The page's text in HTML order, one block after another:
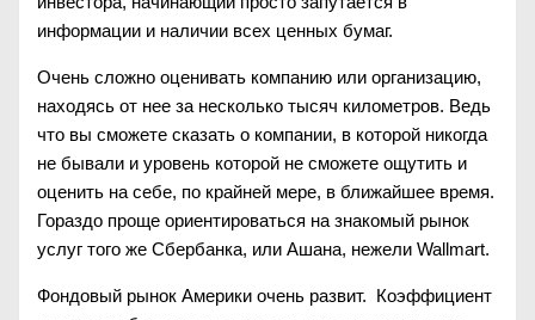
информации и наличии всех ценных бумаг.
Очень сложно оценивать компанию или организацию,
находясь от нее за несколько тысяч километров. Ведь
что вы сможете сказать о компании, в которой никогда
не бывали и уровень которой не сможете ощутить и
оценить на себе, по крайней мере, в ближайшее время.
Гораздо проще ориентироваться на знакомый рынок
услуг того же Сбербанка, или Ашана, нежели Wallmart.
Фондовый рынок Америки очень развит. Коэффициент